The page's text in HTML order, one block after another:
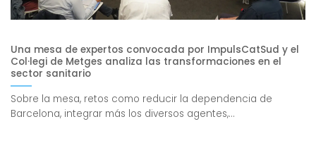
Una mesa de expertos convocada por ImpulsCatSud y el
Col·legi de Metges analiza las transformaciones en el
sector sanitario
Sobre la mesa, retos como reducir la dependencia de
Barcelona, integrar más los diversos agentes,...